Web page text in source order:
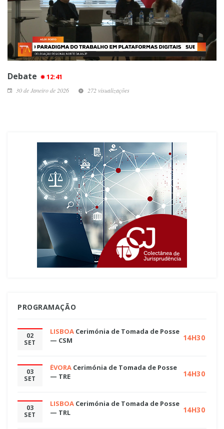
Debate 12:41
30 de Janeiro de 2026 272 visualizações
PROGRAMAÇÃO
02
SET
LISBOA Cerimónia de Tomada de Posse
— CSM
14H30
03
SET
ÉVORA Cerimónia de Tomada de Posse
— TRE
14H30
03
SET
LISBOA Cerimónia de Tomada de Posse
— TRL
14H30